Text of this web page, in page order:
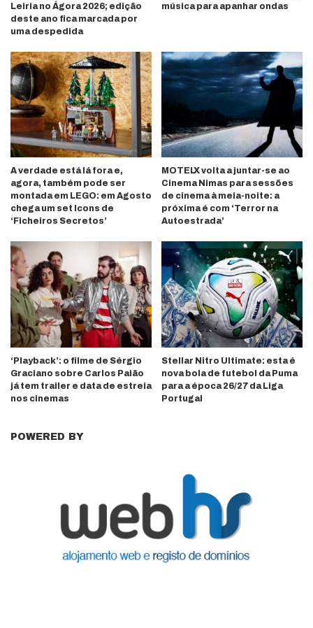
Leiria no Ágora 2026; edição
deste ano fica marcada por
uma despedida
música para apanhar ondas
A verdade está lá fora e,
agora, também pode ser
montada em LEGO: em Agosto
chega um set Icons de
‘Ficheiros Secretos’
MOTELX volta a juntar-se ao
Cinema Nimas para sessões
de cinema à meia-noite: a
próxima é com ‘Terror na
Autoestrada’
‘Playback’: o filme de Sérgio
Graciano sobre Carlos Paião
já tem trailer e data de estreia
nos cinemas
Stellar Nitro Ultimate: esta é
nova bola de futebol da Puma
para a época 26/27 da Liga
Portugal
POWERED BY